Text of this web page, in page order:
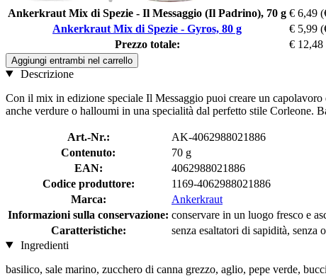
Ankerkraut Mix di Spezie - Il Messaggio (Il Padrino), 70 g € 6,49
Ankerkraut Mix di Spezie - Gyros, 80 g
€ 5,99
Prezzo totale:
€ 12,48
Aggiungi entrambi nel carrello
Descrizione
Con il mix in edizione speciale Il Messaggio puoi creare un
anche verdure o halloumi in una specialità dal perfetto stile Corleone.
Art.-Nr.:
AK-4062988021886
Contenuto:
70 g
EAN:
4062988021886
Codice produttore:
1169-4062988021886
Marca:
Ankerkraut
Informazioni sulla conservazione: conservare in un luogo fresco e
Caratteristiche:
senza esaltatori di sapidità, senza
Ingredienti
basilico, sale marino, zucchero di canna grezzo, aglio, pepe verde,